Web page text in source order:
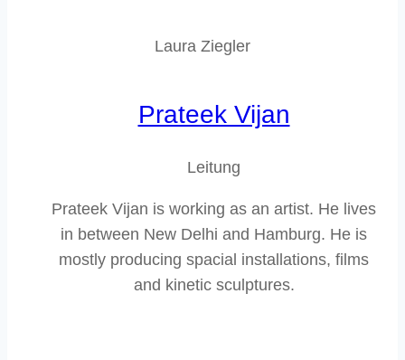
Laura Ziegler
Prateek Vijan
Leitung
Prateek Vijan is working as an artist. He lives
in between New Delhi and Hamburg. He is
mostly producing spacial installations, films
and kinetic sculptures.